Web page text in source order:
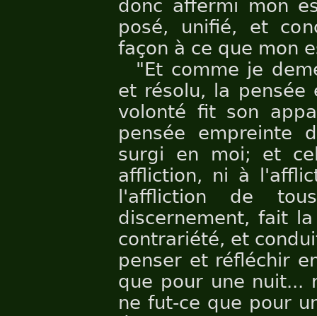
donc affermi mon
posé, unifié, et
façon à ce que mon
"Et comme je
et résolu, la pensée
volonté fit son
pensée empreinte
surgi en moi; et
affliction, ni à
l'affliction de
discernement, fait
contrariété, et
penser et réfléchir
que pour une nuit...
ne fut-ce que pour